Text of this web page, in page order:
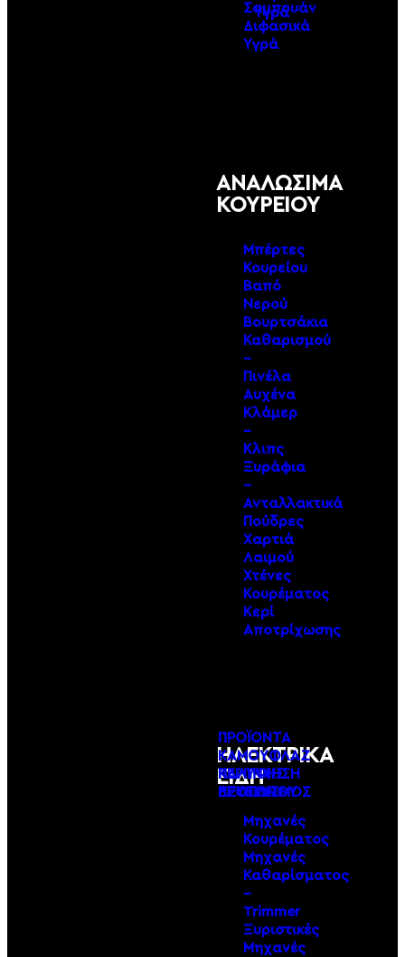
Σαμπουάν
Διφασικά
Υγρά
Υγρά
ΑΝΑΛΩΣΙΜΑ
ΚΟΥΡΕΙΟΥ
Μπέρτες
Κουρείου
Βαπό
Νερού
Βουρτσάκια
Καθαρισμού
–
Πινέλα
Αυχένα
Κλάμερ
–
Κλιπς
Ξυράφια
–
Ανταλλακτικά
Πούδρες
Χαρτιά
Λαιμού
Χτένες
Κουρέματος
Κερί
Αποτρίχωσης
ΗΛΕΚΤΡΙΚΑ
ΕΙΔΗ
Μηχανές
Κουρέματος
Μηχανές
Καθαρίσματος
–
Trimmer
Ξυριστικές
Μηχανές
ΕΞΟΠΛΙΣΜΟΣ
ΠΕΡΙΠΟΙΗΣΗ
ΠΡΟΣΩΠΟΥ
ΠΡΟΪΟΝΤΑ
ΚΑΜΟΥΦΛΑΖ
ΚΑΛΥΨΗΣ
ΛΕΥΚΩΝ